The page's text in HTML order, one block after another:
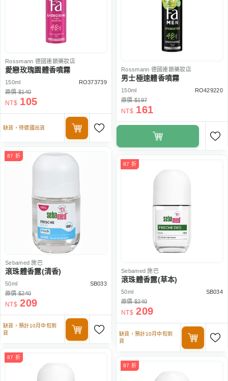
Rossmann 德國連鎖藥妝店
愛戀玫瑰園體香噴霧
150ml
RO373739
原價 $140
NT$ 105
缺貨，待德國出貨
Rossmann 德國連鎖藥妝店
男士極速體香噴霧
150ml
RO429220
原價 $197
NT$ 161
87 折
Sebamed施巴
滾珠體香露(清香)
50ml
SB033
原價 $240
NT$ 209
缺貨，預計10月中旬到
貨
87 折
Sebamed施巴
滾珠體香露(草本)
50ml
SB034
原價 $240
NT$ 209
缺貨，預計10月中旬到
貨
87 折
87 折